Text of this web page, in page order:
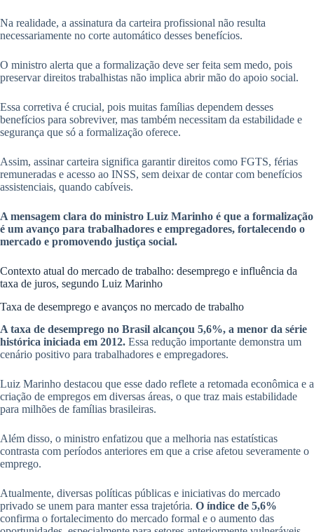
Na realidade, a assinatura da carteira profissional não resulta
necessariamente no corte automático desses benefícios.
O ministro alerta que a formalização deve ser feita sem medo, pois
preservar direitos trabalhistas não implica abrir mão do apoio social.
Essa corretiva é crucial, pois muitas famílias dependem desses
benefícios para sobreviver, mas também necessitam da estabilidade e
segurança que só a formalização oferece.
Assim, assinar carteira significa garantir direitos como FGTS, férias
remuneradas e acesso ao INSS, sem deixar de contar com benefícios
assistenciais, quando cabíveis.
A mensagem clara do ministro Luiz Marinho é que a formalização
é um avanço para trabalhadores e empregadores, fortalecendo o
mercado e promovendo justiça social.
Contexto atual do mercado de trabalho: desemprego e influência da
taxa de juros, segundo Luiz Marinho
Taxa de desemprego e avanços no mercado de trabalho
A taxa de desemprego no Brasil alcançou 5,6%, a menor da série
histórica iniciada em 2012. Essa redução importante demonstra um
cenário positivo para trabalhadores e empregadores.
Luiz Marinho destacou que esse dado reflete a retomada econômica e a
criação de empregos em diversas áreas, o que traz mais estabilidade
para milhões de famílias brasileiras.
Além disso, o ministro enfatizou que a melhoria nas estatísticas
contrasta com períodos anteriores em que a crise afetou severamente o
emprego.
Atualmente, diversas políticas públicas e iniciativas do mercado
privado se unem para manter essa trajetória. O índice de 5,6%
confirma o fortalecimento do mercado formal e o aumento das